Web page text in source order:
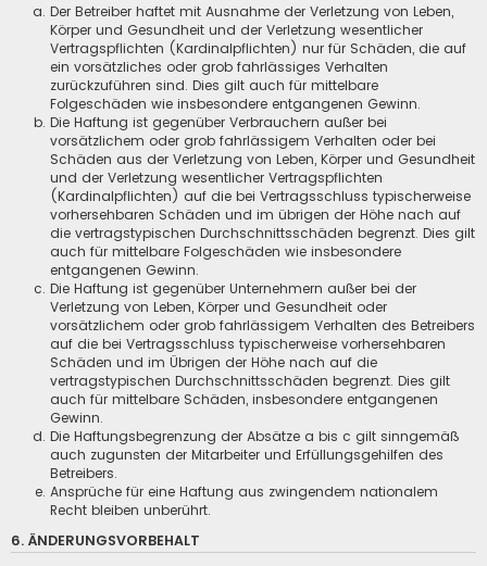
Der Betreiber haftet mit Ausnahme der Verletzung von Leben,
Körper und Gesundheit und der Verletzung wesentlicher
Vertragspflichten (Kardinalpflichten) nur für Schäden, die auf
ein vorsätzliches oder grob fahrlässiges Verhalten
zurückzuführen sind. Dies gilt auch für mittelbare
Folgeschäden wie insbesondere entgangenen Gewinn.
Die Haftung ist gegenüber Verbrauchern außer bei
vorsätzlichem oder grob fahrlässigem Verhalten oder bei
Schäden aus der Verletzung von Leben, Körper und Gesundheit
und der Verletzung wesentlicher Vertragspflichten
(Kardinalpflichten) auf die bei Vertragsschluss typischerweise
vorhersehbaren Schäden und im übrigen der Höhe nach auf
die vertragstypischen Durchschnittsschäden begrenzt. Dies gilt
auch für mittelbare Folgeschäden wie insbesondere
entgangenen Gewinn.
Die Haftung ist gegenüber Unternehmern außer bei der
Verletzung von Leben, Körper und Gesundheit oder
vorsätzlichem oder grob fahrlässigem Verhalten des Betreibers
auf die bei Vertragsschluss typischerweise vorhersehbaren
Schäden und im Übrigen der Höhe nach auf die
vertragstypischen Durchschnittsschäden begrenzt. Dies gilt
auch für mittelbare Schäden, insbesondere entgangenen
Gewinn.
Die Haftungsbegrenzung der Absätze a bis c gilt sinngemäß
auch zugunsten der Mitarbeiter und Erfüllungsgehilfen des
Betreibers.
Ansprüche für eine Haftung aus zwingendem nationalem
Recht bleiben unberührt.
6. ÄNDERUNGSVORBEHALT